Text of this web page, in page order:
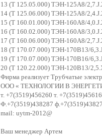
13 (Т 125.05.000) ТЭН-125А8/
14 (Т 125.06.000) ТЭН-125А8/
15 (Т 160.01.000) ТЭН-160А8/
16 (Т 160.02.000) ТЭН-160А8/
17 (Т 160.06.000) ТЭН-160А8/
18 (Т 170.07.000) ТЭН-170В13/
19 (Т 170.07.000) ТЭН-170В16/
20 (Т 120.22.000) ТЭН-120В13/
Фирма реализует Трубчатые
ООО « ТЕХНОЛОГИИ В
т. +7(3519)456260 т.
Ф.+7(3519)438287
mail: uytm-2012@
Ваш менеджер Артем